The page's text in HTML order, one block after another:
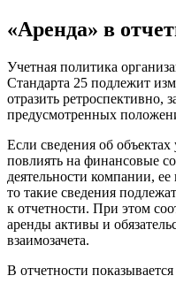
«Аренда» в
Учетная политика
Стандарта 25 подлежит
отразить ретроспективно,
предусмотренных
Если сведения об
повлиять на финансовые
деятельности компании,
то такие сведения
к отчетности. При этом
аренды активы и
взаимозачета.
В отчетности